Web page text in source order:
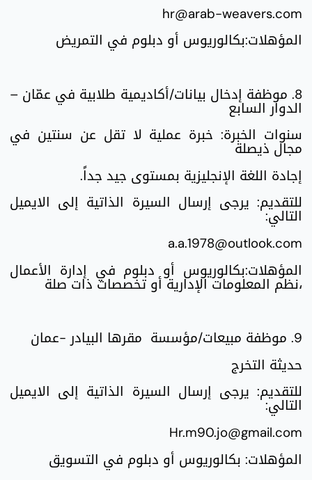
hr@arab-weavers.com
المؤهلات:بكالوريوس أو دبلوم في التمريض
8. موظفة إدخال بيانات/أكاديمية طلابية في عمّان –
الدوار السابع
سنوات الخبرة: خبرة عملية لا تقل عن سنتين في
مجال ذيصلة
إجادة اللغة الإنجليزية بمستوى جيد جداً.
للتقديم: يرجى إرسال السيرة الذاتية إلى الايميل
التالي:
a.a.1978@outlook.com
المؤهلات:بكالوريوس أو دبلوم في إدارة الأعمال
،نظم المعلومات الإدارية أو تخصصات ذات صلة
9. موظفة مبيعات/مؤسسة مقرها البيادر -عمان
حديثة التخرج
للتقديم: يرجى إرسال السيرة الذاتية إلى الايميل
التالي:
Hr.m90.jo@gmail.com
المؤهلات: بكالوريوس أو دبلوم في التسويق